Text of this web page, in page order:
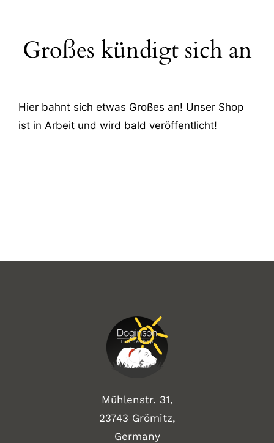
Großes kündigt sich an
Hier bahnt sich etwas Großes an! Unser Shop
ist in Arbeit und wird bald veröffentlicht!
Mühlenstr. 31,
23743 Grömitz,
Germany